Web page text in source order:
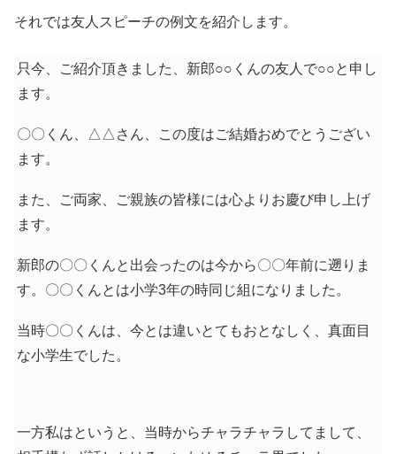
それでは友人スピーチの例文を紹介します。
只今、ご紹介頂きました、新郎○○くんの友人で○○と申し
ます。
〇〇くん、△△さん、この度はご結婚おめでとうござい
ます。
また、ご両家、ご親族の皆様には心よりお慶び申し上げ
ます。
新郎の〇〇くんと出会ったのは今から〇〇年前に遡りま
す。〇〇くんとは小学3年の時同じ組になりました。
当時〇〇くんは、今とは違いとてもおとなしく、真面目
な小学生でした。
一方私はというと、当時からチャラチャラしてまして、